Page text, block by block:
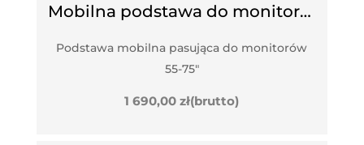
Mobilna podstawa do monitorów interaktywnych
Podstawa mobilna pasująca do monitorów
55-75"
1 690,00zł(brutto)